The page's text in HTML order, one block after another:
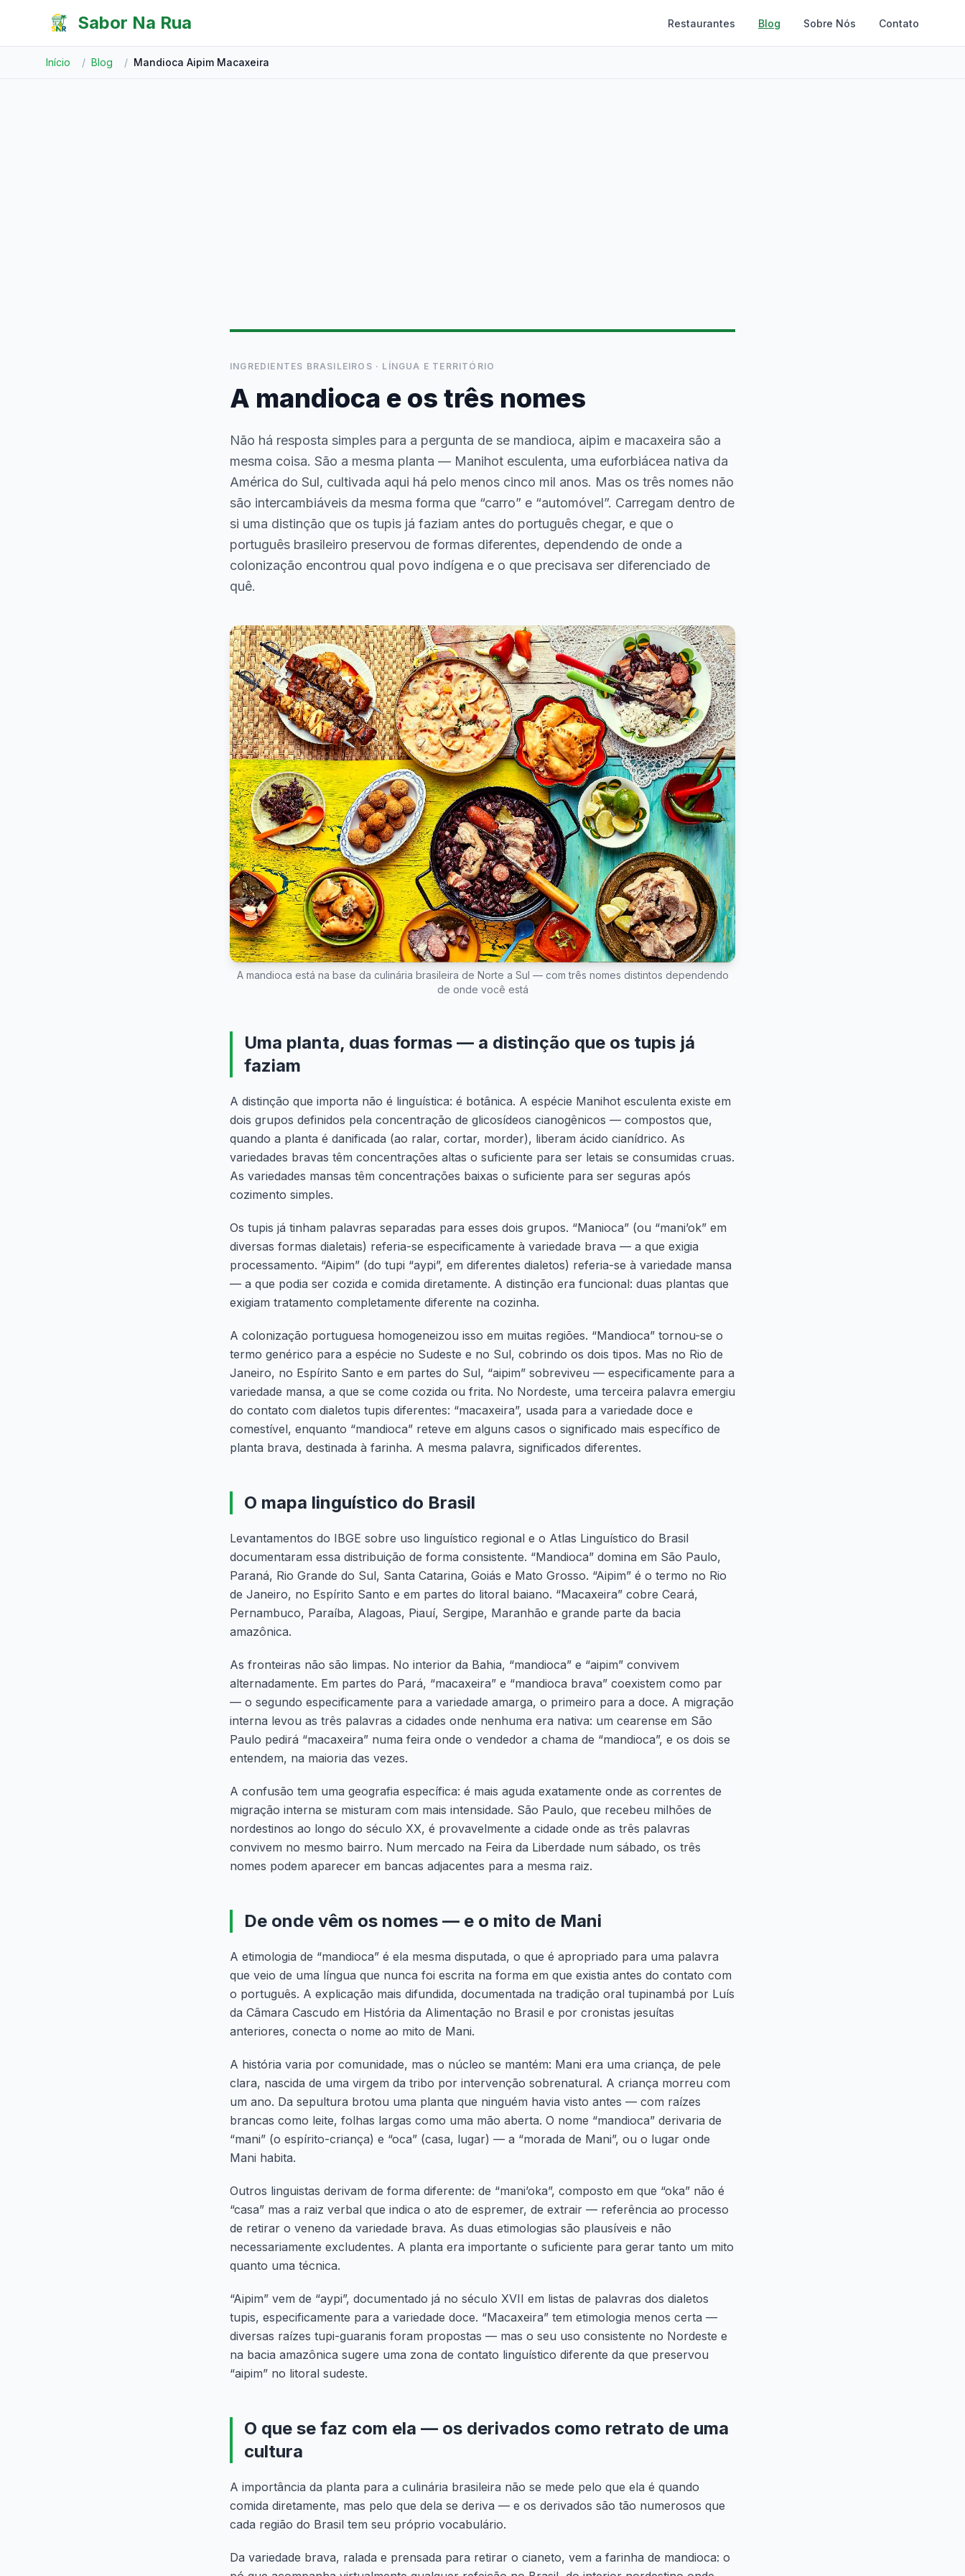
Sabor Na Rua Restaurantes Blog Sobre Nós Contato
Início / Blog / Mandioca Aipim Macaxeira
INGREDIENTES BRASILEIROS · LÍNGUA E TERRITÓRIO
A mandioca e os três nomes
Não há resposta simples para a pergunta de se mandioca, aipim e macaxeira são a
mesma coisa. São a mesma planta — Manihot esculenta, uma euforbiácea nativa da
América do Sul, cultivada aqui há pelo menos cinco mil anos. Mas os três nomes não
são intercambiáveis da mesma forma que “carro” e “automóvel”. Carregam dentro de
si uma distinção que os tupis já faziam antes do português chegar, e que o
português brasileiro preservou de formas diferentes, dependendo de onde a
colonização encontrou qual povo indígena e o que precisava ser diferenciado de
quê.
A mandioca está na base da culinária brasileira de Norte a Sul — com três nomes distintos dependendo
de onde você está
Uma planta, duas formas — a distinção que os tupis já
faziam
A distinção que importa não é linguística: é botânica. A espécie Manihot esculenta existe em
dois grupos definidos pela concentração de glicosídeos cianogênicos — compostos que,
quando a planta é danificada (ao ralar, cortar, morder), liberam ácido cianídrico. As
variedades bravas têm concentrações altas o suficiente para ser letais se consumidas cruas.
As variedades mansas têm concentrações baixas o suficiente para ser seguras após
cozimento simples.
Os tupis já tinham palavras separadas para esses dois grupos. “Manioca” (ou “mani’ok” em
diversas formas dialetais) referia-se especificamente à variedade brava — a que exigia
processamento. “Aipim” (do tupi “aypi”, em diferentes dialetos) referia-se à variedade mansa
— a que podia ser cozida e comida diretamente. A distinção era funcional: duas plantas que
exigiam tratamento completamente diferente na cozinha.
A colonização portuguesa homogeneizou isso em muitas regiões. “Mandioca” tornou-se o
termo genérico para a espécie no Sudeste e no Sul, cobrindo os dois tipos. Mas no Rio de
Janeiro, no Espírito Santo e em partes do Sul, “aipim” sobreviveu — especificamente para a
variedade mansa, a que se come cozida ou frita. No Nordeste, uma terceira palavra emergiu
do contato com dialetos tupis diferentes: “macaxeira”, usada para a variedade doce e
comestível, enquanto “mandioca” reteve em alguns casos o significado mais específico de
planta brava, destinada à farinha. A mesma palavra, significados diferentes.
O mapa linguístico do Brasil
Levantamentos do IBGE sobre uso linguístico regional e o Atlas Linguístico do Brasil
documentaram essa distribuição de forma consistente. “Mandioca” domina em São Paulo,
Paraná, Rio Grande do Sul, Santa Catarina, Goiás e Mato Grosso. “Aipim” é o termo no Rio
de Janeiro, no Espírito Santo e em partes do litoral baiano. “Macaxeira” cobre Ceará,
Pernambuco, Paraíba, Alagoas, Piauí, Sergipe, Maranhão e grande parte da bacia
amazônica.
As fronteiras não são limpas. No interior da Bahia, “mandioca” e “aipim” convivem
alternadamente. Em partes do Pará, “macaxeira” e “mandioca brava” coexistem como par
— o segundo especificamente para a variedade amarga, o primeiro para a doce. A migração
interna levou as três palavras a cidades onde nenhuma era nativa: um cearense em São
Paulo pedirá “macaxeira” numa feira onde o vendedor a chama de “mandioca”, e os dois se
entendem, na maioria das vezes.
A confusão tem uma geografia específica: é mais aguda exatamente onde as correntes de
migração interna se misturam com mais intensidade. São Paulo, que recebeu milhões de
nordestinos ao longo do século XX, é provavelmente a cidade onde as três palavras
convivem no mesmo bairro. Num mercado na Feira da Liberdade num sábado, os três
nomes podem aparecer em bancas adjacentes para a mesma raiz.
De onde vêm os nomes — e o mito de Mani
A etimologia de “mandioca” é ela mesma disputada, o que é apropriado para uma palavra
que veio de uma língua que nunca foi escrita na forma em que existia antes do contato com
o português. A explicação mais difundida, documentada na tradição oral tupinambá por Luís
da Câmara Cascudo em História da Alimentação no Brasil e por cronistas jesuítas
anteriores, conecta o nome ao mito de Mani.
A história varia por comunidade, mas o núcleo se mantém: Mani era uma criança, de pele
clara, nascida de uma virgem da tribo por intervenção sobrenatural. A criança morreu com
um ano. Da sepultura brotou uma planta que ninguém havia visto antes — com raízes
brancas como leite, folhas largas como uma mão aberta. O nome “mandioca” derivaria de
“mani” (o espírito-criança) e “oca” (casa, lugar) — a “morada de Mani”, ou o lugar onde
Mani habita.
Outros linguistas derivam de forma diferente: de “mani’oka”, composto em que “oka” não é
“casa” mas a raiz verbal que indica o ato de espremer, de extrair — referência ao processo
de retirar o veneno da variedade brava. As duas etimologias são plausíveis e não
necessariamente excludentes. A planta era importante o suficiente para gerar tanto um mito
quanto uma técnica.
“Aipim” vem de “aypi”, documentado já no século XVII em listas de palavras dos dialetos
tupis, especificamente para a variedade doce. “Macaxeira” tem etimologia menos certa —
diversas raízes tupi-guaranis foram propostas — mas o seu uso consistente no Nordeste e
na bacia amazônica sugere uma zona de contato linguístico diferente da que preservou
“aipim” no litoral sudeste.
O que se faz com ela — os derivados como retrato de uma
cultura
A importância da planta para a culinária brasileira não se mede pelo que ela é quando
comida diretamente, mas pelo que dela se deriva — e os derivados são tão numerosos que
cada região do Brasil tem seu próprio vocabulário.
Da variedade brava, ralada e prensada para retirar o cianeto, vem a farinha de mandioca: o